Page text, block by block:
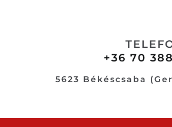
+36 70
5623 Békéscsaba